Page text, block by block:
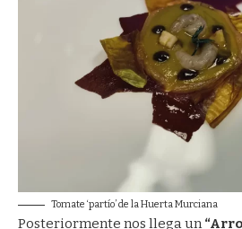
Tomate ‘partío’ de la Huerta Murciana
Posteriormente nos llega un